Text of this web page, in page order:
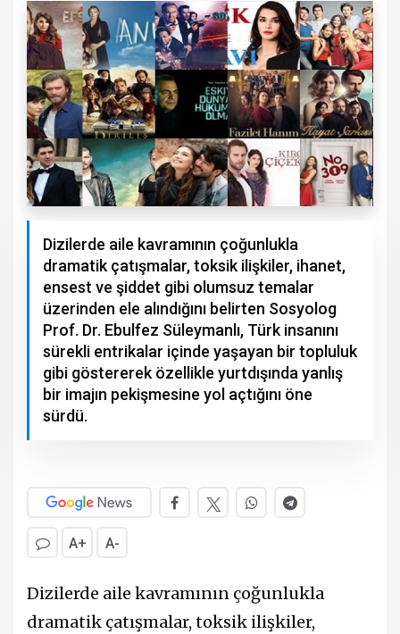
Dizilerde aile kavramının çoğunlukla
dramatik çatışmalar, toksik ilişkiler, ihanet,
ensest ve şiddet gibi olumsuz temalar
üzerinden ele alındığını belirten Sosyolog
Prof. Dr. Ebulfez Süleymanlı, Türk insanını
sürekli entrikalar içinde yaşayan bir topluluk
gibi göstererek özellikle yurtdışında yanlış
bir imajın pekişmesine yol açtığını öne
sürdü.
A+ A-
Dizilerde aile kavramının çoğunlukla
dramatik çatışmalar, toksik ilişkiler,